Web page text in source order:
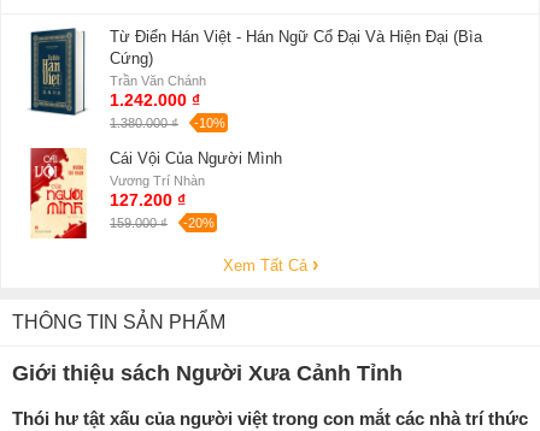
Từ Điển Hán Việt - Hán Ngữ Cổ Đại Và Hiện Đại (Bìa
Cứng)
Trần Văn Chánh
1.242.000 ₫
1.380.000 ₫ -10%
Cái Vội Của Người Mình
Vương Trí Nhàn
127.200 ₫
159.000 ₫ -20%
Xem Tất Cả
THÔNG TIN SẢN PHẨM
Giới thiệu sách Người Xưa Cảnh Tỉnh
Thói hư tật xấu của người việt trong con mắt các nhà trí thức